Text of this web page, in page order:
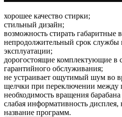
хорошее качество стирки;
стильный дизайн;
возможность стирать габаритные
непродолжительный срок службы
эксплуатации;
дорогостоящие комплектующие в
гарантийного обслуживания;
не устраивает ощутимый шум во
щелчки при переключении между
необходимость вращения барабана
слабая информативность
название программ.